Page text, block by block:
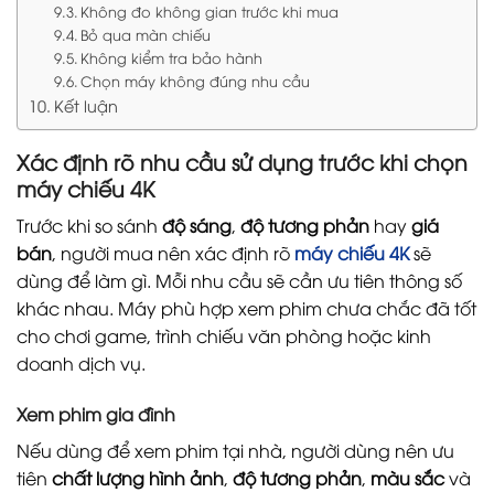
Không đo không gian trước khi mua
Bỏ qua màn chiếu
Không kiểm tra bảo hành
Chọn máy không đúng nhu cầu
Kết luận
Xác định rõ nhu cầu sử dụng trước khi chọn
máy chiếu 4K
Trước khi so sánh độ sáng, độ tương phản haygiá
bán, người mua nên xác định rõ máy chiếu 4Ksẽ
dùng để làm gì. Mỗi nhu cầu sẽ cần ưu tiên thông số
khác nhau. Máy phù hợp xem phim chưa chắc đã tốt
cho chơi game, trình chiếu văn phòng hoặc kinh
doanh dịch vụ.
Xem phim gia đình
Nếu dùng để xem phim tại nhà, người dùng nên ưu
tiên chất lượng hình ảnh, độ tương phản, màu sắcvà